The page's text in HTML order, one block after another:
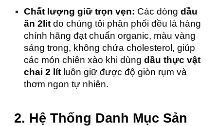
Chất lượng giữ trọn vẹn: Các dòngdầu
ăn 2lit do chúng tôi phân phối đều là hàng
chính hãng đạt chuẩn organic, màu vàng
sáng trong, không chứa cholesterol, giúp
các món chiên xào khi dùngdầu thực vật
chai 2 lít luôn giữ được độ giòn rụm và
thơm ngon tự nhiên.
2. Hệ Thống Danh Mục Sản